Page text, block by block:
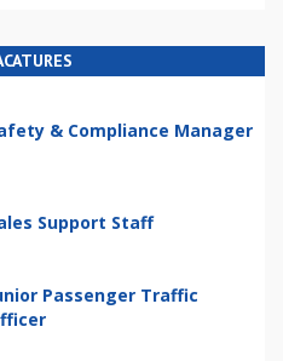
& Compliance Manager
Support Staff
Passenger Traffic